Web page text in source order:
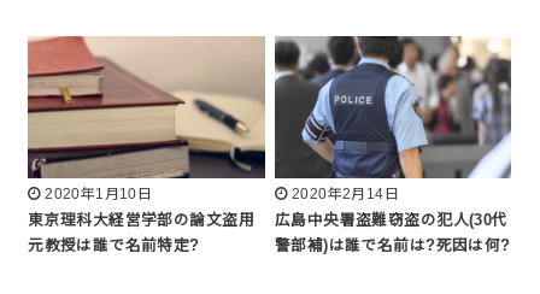
2020年1月10日
東京理科大経営学部の論文盗用
元教授は誰で名前特定?
2020年2月14日
広島中央署盗難窃盗の犯人(30代
警部補)は誰で名前は?死因は何?